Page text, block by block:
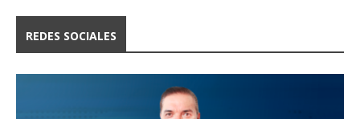
REDES SOCIALES